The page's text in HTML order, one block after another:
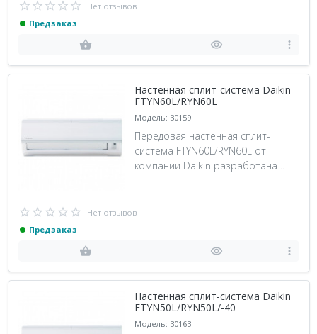
Нет отзывов
Предзаказ
Настенная сплит-система Daikin
FTYN60L/RYN60L
Модель: 30159
Передовая настенная сплит-
система FTYN60L/RYN60L от
компании Daikin разработана ..
Нет отзывов
Предзаказ
Настенная сплит-система Daikin
FTYN50L/RYN50L/-40
Модель: 30163